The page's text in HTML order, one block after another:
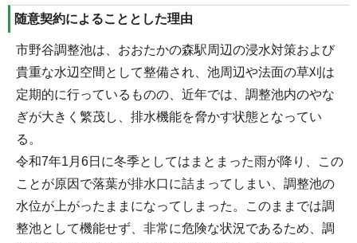
随意契約によることとした理由
市野谷調整池は、おおたかの森駅周辺の浸水対策および
貴重な水辺空間として整備され、池周辺や法面の草刈は
定期的に行っているものの、近年では、調整池内のやな
ぎが大きく繁茂し、排水機能を脅かす状態となってい
る。
令和7年1月6日に冬季としてはまとまった雨が降り、この
ことが原因で落葉が排水口に詰まってしまい、調整池の
水位が上がったままになってしまった。このままでは調
整池として機能せず、非常に危険な状況であるため、調